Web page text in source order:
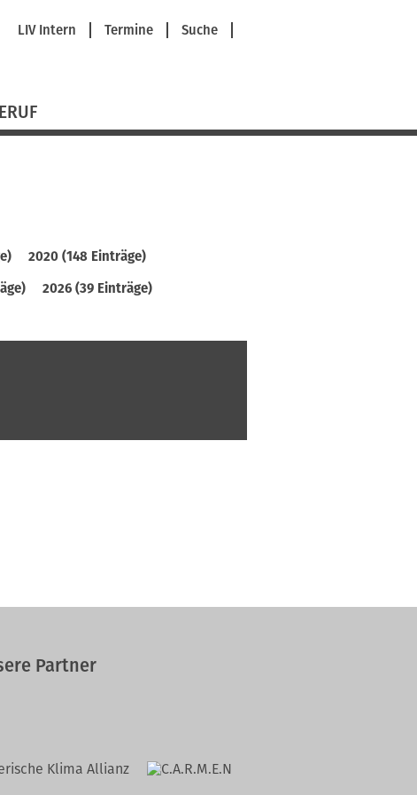
Navigation
LIV Intern Termine Suche
2020 (148 Einträge)
2026 (39 Einträge)
Partner